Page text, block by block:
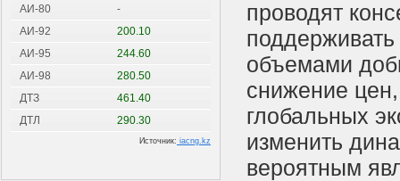
АИ-80
-
АИ-92
200.10
АИ-95
244.60
АИ-98
280.50
ДТЗ
461.40
ДТЛ
290.30
Источник: iacng.kz
проводят
объемами
снижение цен,
глобальных
изменить
вероятным